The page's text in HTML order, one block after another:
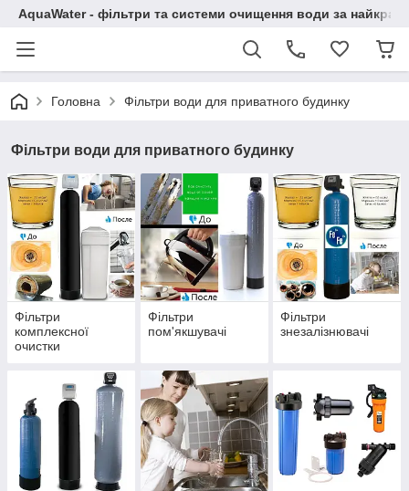
AquaWater - фільтри та системи очищення води за
Головна Фільтри води для приватного будинку
Фільтри води для приватного будинку
Фільтри
комплексної
очистки
Фільтри
пом'якшувачі
Фільтри
знезалізнювачі